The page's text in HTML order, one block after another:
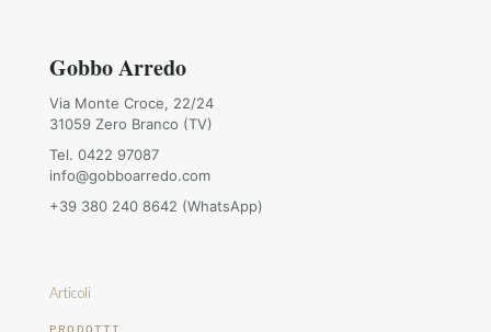
Gobbo Arredo
Via Monte Croce, 22/24
31059 Zero Branco (TV)
Tel. 0422 97087
info@gobboarredo.com
+39 380 240 8642 (WhatsApp)
Articoli